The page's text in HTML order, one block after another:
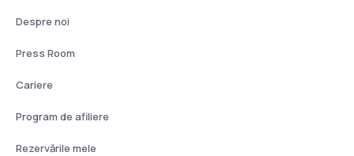
Despre noi
Press Room
Cariere
Program de afiliere
Rezervările mele